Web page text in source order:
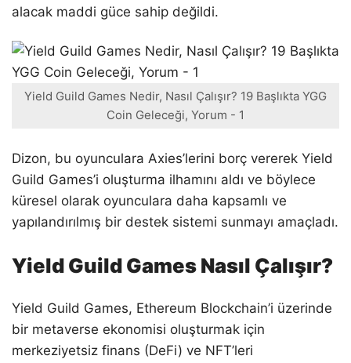
alacak maddi güce sahip değildi.
Yield Guild Games Nedir, Nasıl Çalışır? 19 Başlıkta YGG
Coin Geleceği, Yorum - 1
Dizon, bu oyunculara Axies’lerini borç vererek Yield
Guild Games’i oluşturma ilhamını aldı ve böylece
küresel olarak oyunculara daha kapsamlı ve
yapılandırılmış bir destek sistemi sunmayı amaçladı.
Yield Guild Games Nasıl Çalışır?
Yield Guild Games, Ethereum Blockchain’i üzerinde
bir metaverse ekonomisi oluşturmak için
merkeziyetsiz finans (DeFi) ve NFT’leri